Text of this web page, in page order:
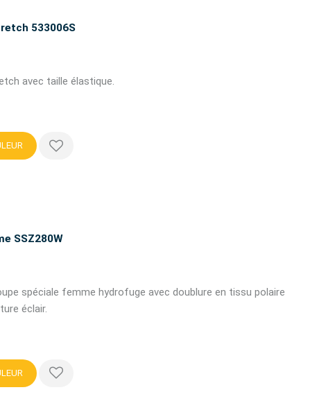
533006S
avec taille élastique.
SSZ280W
spéciale femme hydrofuge avec doublure en tissu polaire
éclair.